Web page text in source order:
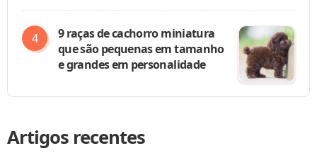
9 raças de cachorro miniatura
que são pequenas em tamanho
e grandes em personalidade
Artigos recentes